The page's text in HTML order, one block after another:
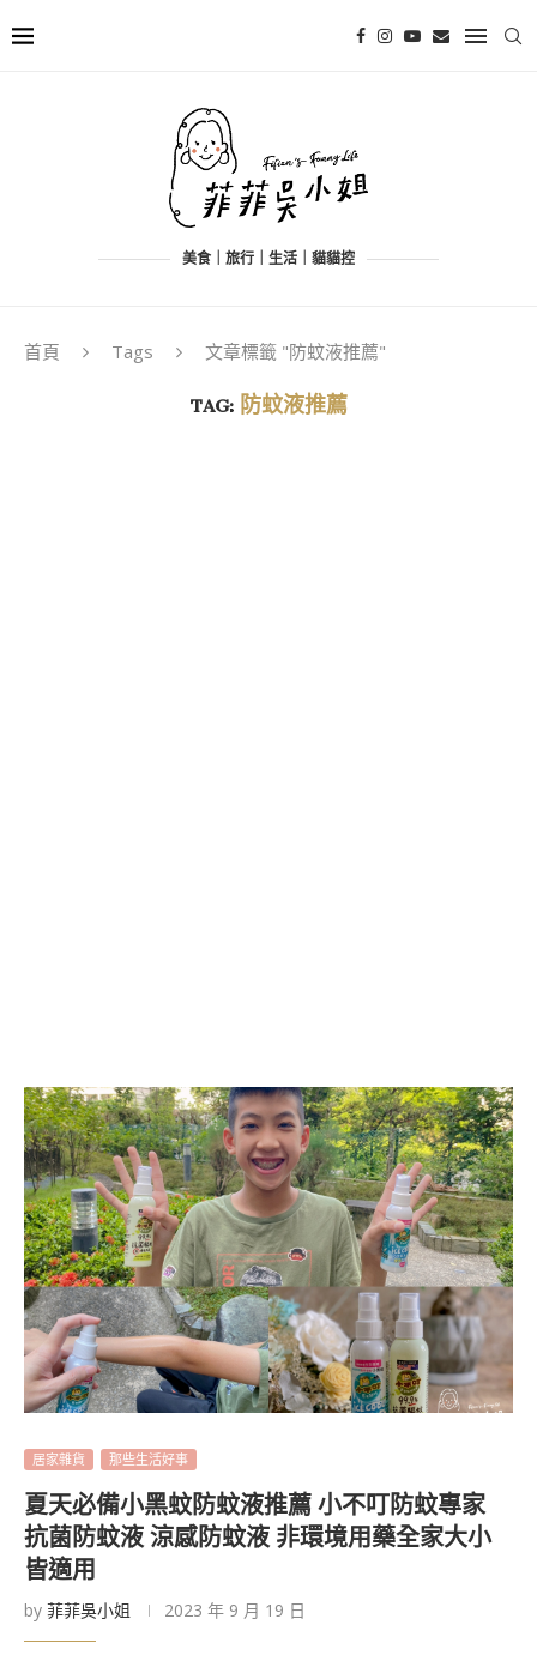
美食｜旅行｜生活｜貓貓控
首頁 Tags 文章標籤 "防蚊液推薦"
TAG:防蚊液推薦
居家雜貨 那些生活好事
夏天必備小黑蚊防蚊液推薦 小不叮防蚊專家
抗菌防蚊液 涼感防蚊液 非環境用藥全家大小
皆適用
by 菲菲吳小姐 2023 年 9 月 19 日